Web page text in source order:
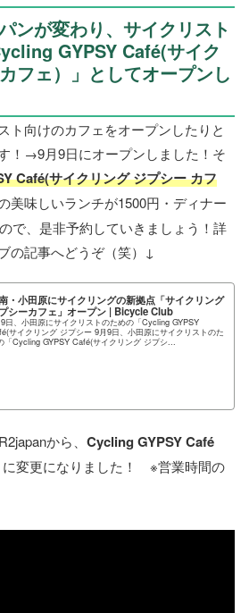
ンが変わり、サイクリスト
GYPSY Café(サイク
フェ）」としてオープンし
ト向けのカフェをオープンしたりと
！→9月9日にオープンしました！そ
Café(サイクリング ジプシー カフ
美味しいランチが1500円・ディナー
で、是非予約していきましょう！詳
の記事へどうぞ（笑）↓
・小田原にサイクリングの新拠点「サイクリング
シーカフェ」オープン | Bicycle Club
日、小田原にサイクリストのための「Cycling GYPSY
サイクリング ジプシー 9月9日、小田原にサイクリストのた
「Cycling GYPSY Café(サイクリング ジプシ...
から、 Cycling GYPSY Café
に変更になりました！ ※営業時間の